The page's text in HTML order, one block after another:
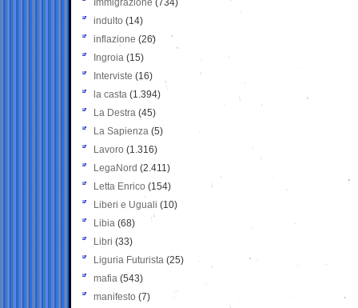
Immigrazione (734)
indulto (14)
inflazione (26)
Ingroia (15)
Interviste (16)
la casta (1.394)
La Destra (45)
La Sapienza (5)
Lavoro (1.316)
LegaNord (2.411)
Letta Enrico (154)
Liberi e Uguali (10)
Libia (68)
Libri (33)
Liguria Futurista (25)
mafia (543)
manifesto (7)